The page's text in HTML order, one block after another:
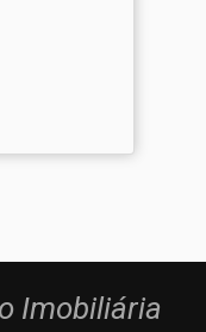
Imobiliária